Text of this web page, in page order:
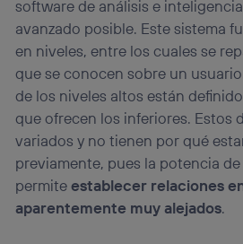
software de análisis e
avanzado posible. Este sistema
en niveles, entre los cuales se
que se conocen sobre un
de los niveles altos están
que ofrecen los inferiores. Estos
variados y no tienen por qué
previamente, pues la potencia
permiteestablecer relaciones
aparentemente muy alejados.